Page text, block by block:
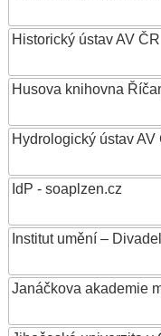
Historický ústav AV ČR
Husova knihovna
Hydrologický ústav AV
IdP - soaplzen.cz
Institut umění –
Janáčkova akademie